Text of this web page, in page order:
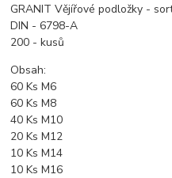
GRANIT Vějířové podložky -
DIN - 6798-A
200 - kusů
Obsah:
60 Ks M6
60 Ks M8
40 Ks M10
20 Ks M12
10 Ks M14
10 Ks M16